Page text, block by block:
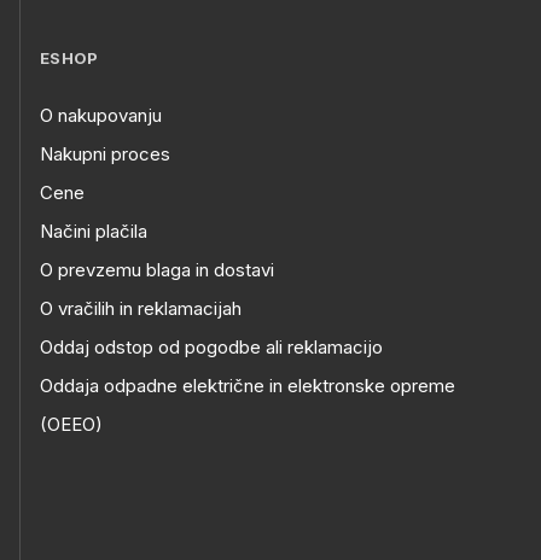
ESHOP
O nakupovanju
Nakupni proces
Cene
Načini plačila
O prevzemu blaga in dostavi
O vračilih in reklamacijah
Oddaj odstop od pogodbe ali reklamacijo
Oddaja odpadne električne in elektronske opreme
(OEEO)